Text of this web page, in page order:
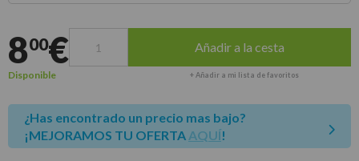
800€ Añadir a la cesta
Disponible + Añadir a mi lista de favoritos
¿Has encontrado un precio mas bajo?
¡MEJORAMOS TU OFERTA AQUÍ!